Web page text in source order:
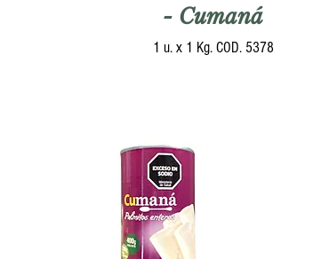
- Cumaná
1 u. x 1 Kg. COD. 5378